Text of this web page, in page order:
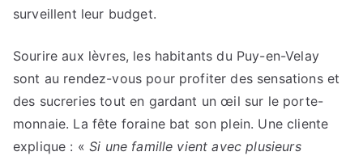
surveillent leur budget.
Sourire aux lèvres, les habitants du Puy-en-Velay
sont au rendez-vous pour profiter des sensations et
des sucreries tout en gardant un œil sur le porte-
monnaie. La fête foraine bat son plein. Une cliente
explique : « Si une famille vient avec plusieurs